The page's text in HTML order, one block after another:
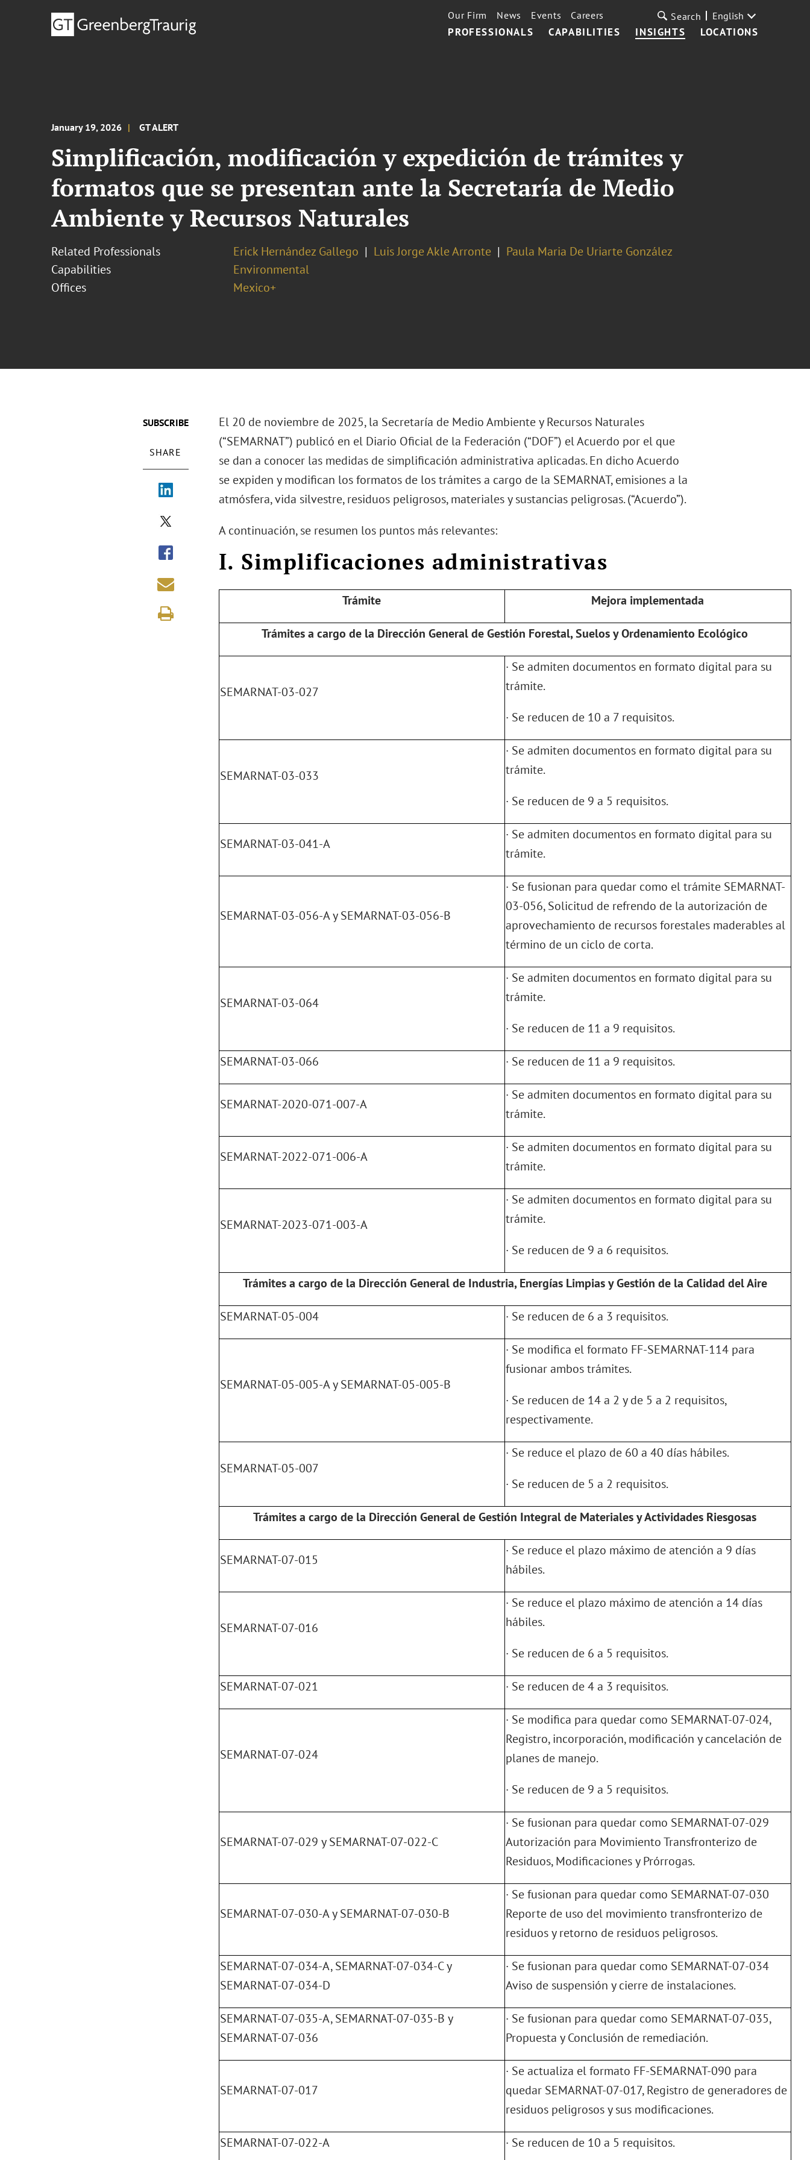
PROFESSIONALS CAPABILITIES INSIGHTS LOCATIONS
Our Firm News Events Careers Search English
January 19, 2026 GT ALERT
Simplificación, modificación y expedición de trámites y
formatos que se presentan ante la Secretaría de Medio
Ambiente y Recursos Naturales
Related Professionals Erick Hernández Gallego Luis Jorge Akle Arronte
Paula Maria De Uriarte González
Capabilities
Environmental
Offices
Mexico+
SUBSCRIBE
SHARE
El 20 de noviembre de 2025, la Secretaría de Medio Ambiente y Recursos Naturales
(“SEMARNAT”) publicó en el Diario Oficial de la Federación (“DOF”) el Acuerdo por el que
se dan a conocer las medidas de simplificación administrativa aplicadas. En dicho Acuerdo
se expiden y modifican los formatos de los trámites a cargo de la SEMARNAT, emisiones a la
atmósfera, vida silvestre, residuos peligrosos, materiales y sustancias peligrosas. (“Acuerdo”).
A continuación, se resumen los puntos más relevantes:
I. Simplificaciones administrativas
Trámite Mejora implementada
Trámites a cargo de la Dirección General de Gestión Forestal, Suelos y Ordenamiento Ecológico
SEMARNAT-03-027
· Se admiten documentos en formato digital para su
trámite.
· Se reducen de 10 a 7 requisitos.
SEMARNAT-03-033
· Se admiten documentos en formato digital para su
trámite.
· Se reducen de 9 a 5 requisitos.
SEMARNAT-03-041-A
· Se admiten documentos en formato digital para su
trámite.
SEMARNAT-03-056-A y SEMARNAT-03-056-B
· Se fusionan para quedar como el trámite SEMARNAT-
03-056, Solicitud de refrendo de la autorización de
aprovechamiento de recursos forestales maderables al
término de un ciclo de corta.
SEMARNAT-03-064
· Se admiten documentos en formato digital para su
trámite.
· Se reducen de 11 a 9 requisitos.
SEMARNAT-03-066 · Se reducen de 11 a 9 requisitos.
SEMARNAT-2020-071-007-A
· Se admiten documentos en formato digital para su
trámite.
SEMARNAT-2022-071-006-A
· Se admiten documentos en formato digital para su
trámite.
SEMARNAT-2023-071-003-A
· Se admiten documentos en formato digital para su
trámite.
· Se reducen de 9 a 6 requisitos.
Trámites a cargo de la Dirección General de Industria, Energías Limpias y Gestión de la Calidad del Aire
SEMARNAT-05-004 · Se reducen de 6 a 3 requisitos.
SEMARNAT-05-005-A y SEMARNAT-05-005-B
· Se modifica el formato FF-SEMARNAT-114 para
fusionar ambos trámites.
· Se reducen de 14 a 2 y de 5 a 2 requisitos,
respectivamente.
SEMARNAT-05-007
· Se reduce el plazo de 60 a 40 días hábiles.
· Se reducen de 5 a 2 requisitos.
Trámites a cargo de la Dirección General de Gestión Integral de Materiales y Actividades Riesgosas
SEMARNAT-07-015
· Se reduce el plazo máximo de atención a 9 días
hábiles.
SEMARNAT-07-016
· Se reduce el plazo máximo de atención a 14 días
hábiles.
· Se reducen de 6 a 5 requisitos.
SEMARNAT-07-021 · Se reducen de 4 a 3 requisitos.
SEMARNAT-07-024
· Se modifica para quedar como SEMARNAT-07-024,
Registro, incorporación, modificación y cancelación de
planes de manejo.
· Se reducen de 9 a 5 requisitos.
SEMARNAT-07-029 y SEMARNAT-07-022-C
· Se fusionan para quedar como SEMARNAT-07-029
Autorización para Movimiento Transfronterizo de
Residuos, Modificaciones y Prórrogas.
SEMARNAT-07-030-A y SEMARNAT-07-030-B
· Se fusionan para quedar como SEMARNAT-07-030
Reporte de uso del movimiento transfronterizo de
residuos y retorno de residuos peligrosos.
SEMARNAT-07-034-A, SEMARNAT-07-034-C y
SEMARNAT-07-034-D
· Se fusionan para quedar como SEMARNAT-07-034
Aviso de suspensión y cierre de instalaciones.
SEMARNAT-07-035-A, SEMARNAT-07-035-B y
SEMARNAT-07-036
· Se fusionan para quedar como SEMARNAT-07-035,
Propuesta y Conclusión de remediación.
SEMARNAT-07-017
· Se actualiza el formato FF-SEMARNAT-090 para
quedar SEMARNAT-07-017, Registro de generadores de
residuos peligrosos y sus modificaciones.
SEMARNAT-07-022-A · Se reducen de 10 a 5 requisitos.